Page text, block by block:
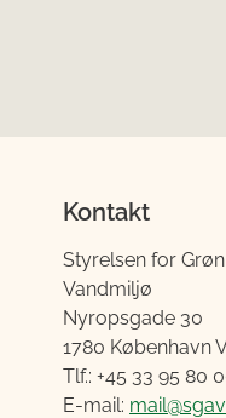
Kontakt
Styrelsen for
Vandmiljø
Nyropsgade 30
1780 København
Tlf.: +45 33 95 80
E-mail: